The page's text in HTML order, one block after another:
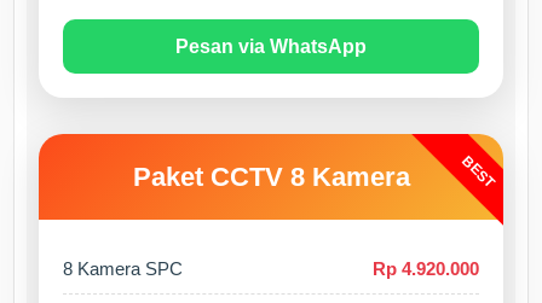
Pesan via WhatsApp
BEST
Paket CCTV 8 Kamera
8 Kamera SPC Rp 4.920.000